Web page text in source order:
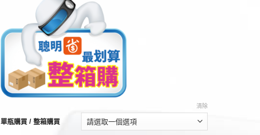
單瓶購買 / 整箱購買
清除